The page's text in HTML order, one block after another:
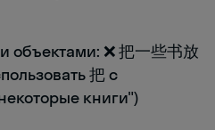
объектами: ❌ 把一些书放
把 с
книги")